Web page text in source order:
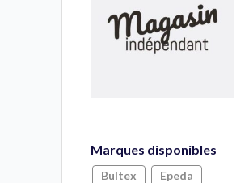
Marques disponibles
Bultex Epeda